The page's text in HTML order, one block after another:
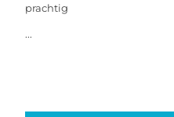
prachtig
...